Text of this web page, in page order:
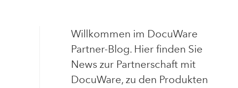
Willkommen im DocuWare
Partner-Blog. Hier finden Sie
News zur Partnerschaft mit
DocuWare, zu den Produkten